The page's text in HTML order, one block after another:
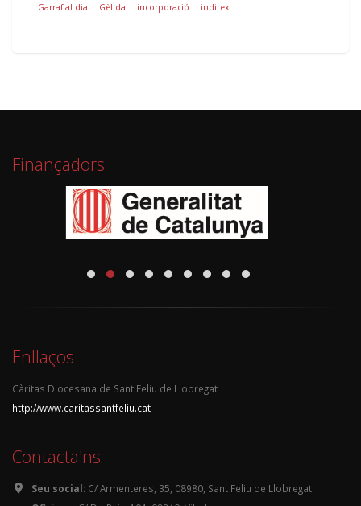
Garraf al dia Gèlida incorporació inditex
Finançadors
Enllaços
Càritas Diocesana de Sant Feliu de Llobregat
http://www.caritassantfeliu.cat
Contacta'ns
Seu social: C/ Armenteres, 35, 08980, Sant Feliu de Llobregat